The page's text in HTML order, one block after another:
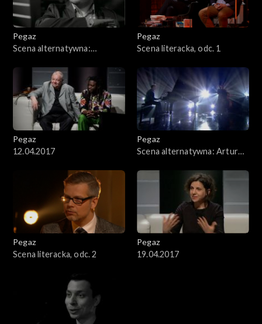
Pegaz
Scena alternatywna:
Pegaz
Scena literacka, odc. 1
Pegaz
12.04.2017
Pegaz
Scena alternatywna: Artur
Pegaz
Scena literacka, odc. 2
Pegaz
19.04.2017